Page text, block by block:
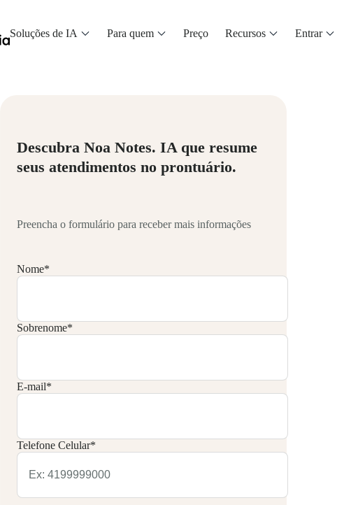
Soluções de IA Para quem Preço Recursos Entrar
Descubra Noa Notes. IA que resume
seus atendimentos no prontuário.
Preencha o formulário para receber mais informações
Nome*
Sobrenome*
E-mail*
Telefone Celular*